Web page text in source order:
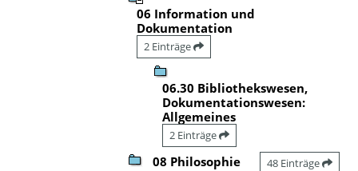
06 Information und
Dokumentation
2 Einträge
06.30 Bibliothekswesen,
Dokumentationswesen:
Allgemeines
2 Einträge
08 Philosophie 48 Einträge